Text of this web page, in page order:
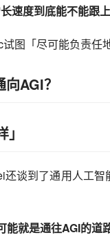
速度到底能不能跟
图「尽可能负责任
AGI？
还谈到了通用人工智
就是通往AGI的道